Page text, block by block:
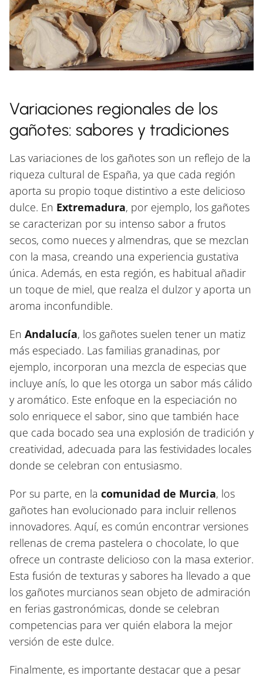
Variaciones regionales de los
gañotes: sabores y tradiciones
Las variaciones de los gañotes son un reflejo de la
riqueza cultural de España, ya que cada región
aporta su propio toque distintivo a este delicioso
dulce. En Extremadura, por ejemplo, los gañotes
se caracterizan por su intenso sabor a frutos
secos, como nueces y almendras, que se mezclan
con la masa, creando una experiencia gustativa
única. Además, en esta región, es habitual añadir
un toque de miel, que realza el dulzor y aporta un
aroma inconfundible.
En Andalucía, los gañotes suelen tener un matiz
más especiado. Las familias granadinas, por
ejemplo, incorporan una mezcla de especias que
incluye anís, lo que les otorga un sabor más cálido
y aromático. Este enfoque en la especiación no
solo enriquece el sabor, sino que también hace
que cada bocado sea una explosión de tradición y
creatividad, adecuada para las festividades locales
donde se celebran con entusiasmo.
Por su parte, en la comunidad de Murcia, los
gañotes han evolucionado para incluir rellenos
innovadores. Aquí, es común encontrar versiones
rellenas de crema pastelera o chocolate, lo que
ofrece un contraste delicioso con la masa exterior.
Esta fusión de texturas y sabores ha llevado a que
los gañotes murcianos sean objeto de admiración
en ferias gastronómicas, donde se celebran
competencias para ver quién elabora la mejor
versión de este dulce.
Finalmente, es importante destacar que a pesar